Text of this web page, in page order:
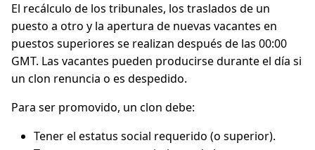
El recálculo de los tribunales, los traslados de un
puesto a otro y la apertura de nuevas vacantes en
puestos superiores se realizan después de las 00:00
GMT. Las vacantes pueden producirse durante el día si
un clon renuncia o es despedido.
Para ser promovido, un clon debe:
Tener el estatus social requerido (o superior).